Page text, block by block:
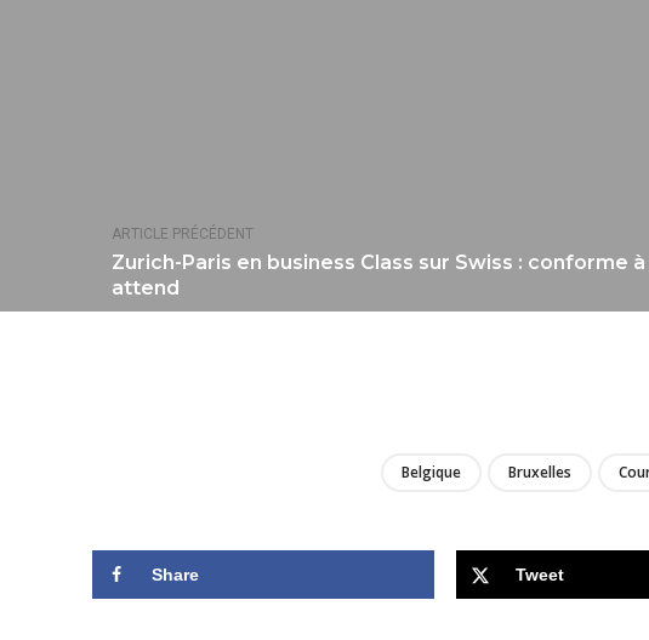
ARTICLE PRÉCÉDENT
Zurich-Paris en business Class sur Swiss : conforme à
attend
Belgique Bruxelles
Share Tweet